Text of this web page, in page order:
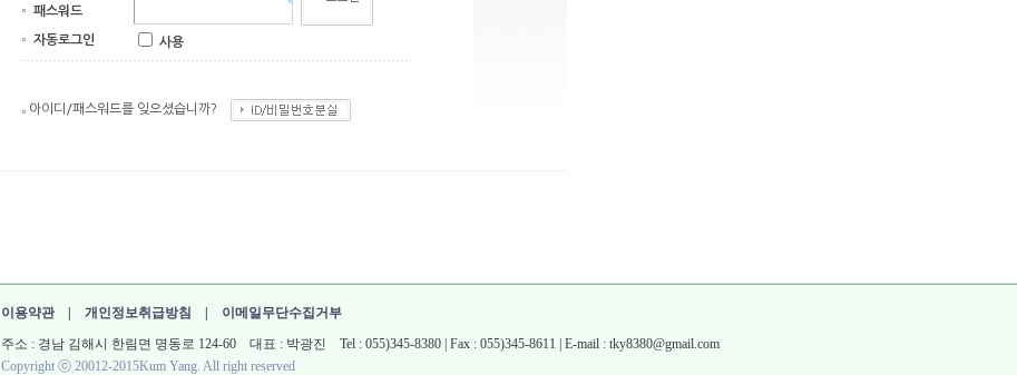
패스워드
자동로그인 사용
아이디/패스워드를 잊으셨습니까?
이용약관| 개인정보취급방침
이메일무단수집거부
주소 : 경남 김해시 한림면 명동로 124-60 대표 : 박광진 Tel : 055)345-8380 | Fax : 055)345-8611 | E-mail : tky8380@gmail.com
Copyright ⓒ 20012-2015Kum Yang. All right reserved